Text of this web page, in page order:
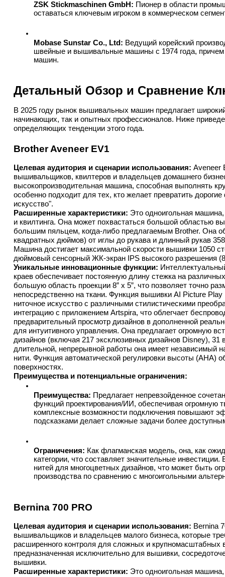
ZSK Stickmaschinen GmbH: Пионер в области
оставаться ключевым игроком в коммерческом
Mobase Sunstar Co., Ltd: Ведущий корейский
швейные и вышивальные машины с 1974 года,
машин.
Детальный Обзор и Сравнение
В 2025 году рынок вышивальных машин предлагает
начинающих, так и опытных профессионалов. Ниже
определяющих тенденции этого года.
Brother Aveneer EV1
Целевая аудитория и сценарии использования: Aveneer
вышивальщиков, квилтеров и владельцев домашнего
высокопроизводительная машина, способная выполнять
особенно подходит для тех, кто желает превратить
искусство".
Расширенные характеристики: Это одноигольная
и квилтинга. Она может похвастаться большой областью
большим пяльцем, когда-либо предлагаемым Brother. Она
квадратных дюймов) от иглы до рукава и длинный рукав
Машина достигает максимальной скорости вышивки 1050
дюймовый сенсорный ЖК-экран IPS высокого разрешения
Уникальные инновационные функции:
краев обеспечивает постоянную длину стежка на
большую область проекции 8” x 5”, что позволяет точно
непосредственно на ткани. Функция вышивки AI Picture
ниточное искусство с различными стилистическими
интеграцию с приложением Artspira, что облегчает
предварительный просмотр дизайнов в дополненной
для интуитивного управления. Она предлагает огромную
дизайнов (включая 217 эксклюзивных дизайнов Disney),
длительной, непрерывной работы она имеет независимый
нити. Функция автоматической регулировки высоты (AHA)
поверхностях.
Преимущества и потенциальные ограничения:
Преимущества: Предлагает непревзойденное
функций проектирования/ИИ, обеспечивая огромную
комплексные возможности подключения повышают
подсказками делает сложные задачи более
Ограничения: Как флагманская модель, она, как
категории, что составляет значительные
нитей для многоцветных дизайнов, что может быть
производства по сравнению с многоигольными
Bernina 700 PRO
Целевая аудитория и сценарии использования: Bernina
вышивальщиков и владельцев малого бизнеса, которые
расширенного контроля для сложных и
предназначенная исключительно для вышивки,
вышивки.
Расширенные характеристики: Это одноигольная